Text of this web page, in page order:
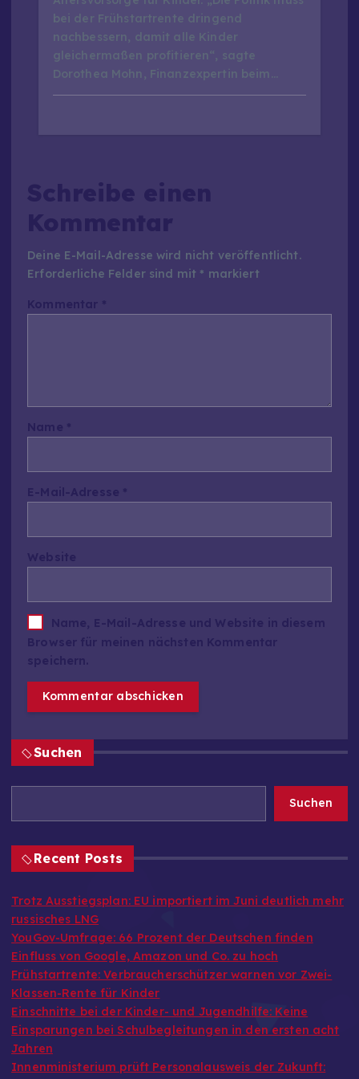
bei der Frühstartrente dringend
nachbessern, damit alle Kinder
gleichermaßen profitieren“, sagte
Dorothea Mohn, Finanzexpertin beim…
Deine E-Mail-Adresse wird nicht veröffentlicht.
Erforderliche Felder sind mit * markiert
Suchen
Suchen
Recent Posts
Trotz Ausstiegsplan: EU importiert im Juni deutlich mehr
russisches LNG
YouGov-Umfrage: 66 Prozent der Deutschen finden
Einfluss von Google, Amazon und Co. zu hoch
Frühstartrente: Verbraucherschützer warnen vor Zwei-
Klassen-Rente für Kinder
Einschnitte bei der Kinder- und Jugendhilfe: Keine
Einsparungen bei Schulbegleitungen in den ersten acht
Jahren
Innenministerium prüft Personalausweis der Zukunft: